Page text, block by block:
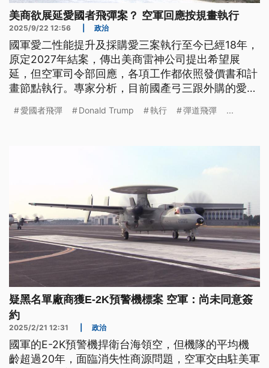
美商欲展延愛國者飛彈案？ 空軍回應按規畫執行
2025/9/22 12:56 政治
國軍愛二性能提升及採購愛三案執行至今已經18年，
原定2027年結案，傳出美商雷神公司提出希望展
延，但空軍司令部回應，各項工作都依照發價書和計
畫節點執行。專家分析，目前國產弓三跟外購的愛國
的國產強弓飛彈攔截高度比前面2者還要高，未來量
愛國者飛彈 Donald Trump 執行 彈道飛彈 ...
疑黑名單廠商獲E-2K預警機標案 空軍：尚未同意簽
約
2025/2/21 12:31 政治
國軍的E-2K預警機捍衛台海領空，但機隊的平均機
齡超過20年，面臨消失性商源問題，空軍交由駐美軍